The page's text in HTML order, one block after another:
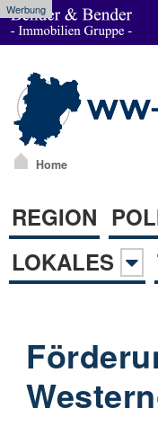
Werbung
Home
REGION
LOKALES